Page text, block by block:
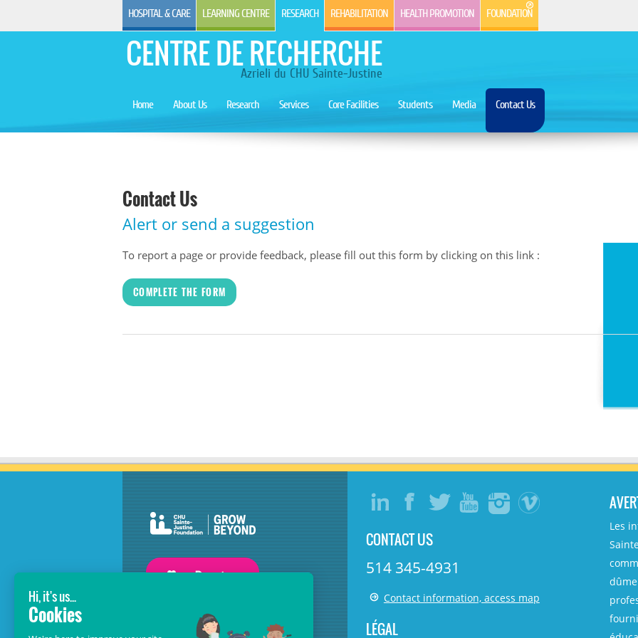
HOSPITAL & CARE LEARNING CENTRE RESEARCH REHABILITATION HEALTH PROMOTION FOUNDATION
CENTRE DE RECHERCHE
Azrieli du CHU Sainte-Justine
Home About Us Research Services Core Facilities Students Media Contact Us
Contact Us
Alert or send a suggestion
To report a page or provide feedback, please fill out this form by clicking on this link :
COMPLETE THE FORM
GROW BEYOND OUR WILDEST
DREAMS
CONTACT US
514 345-4931
Contact information, access map
LÉGAL
Les